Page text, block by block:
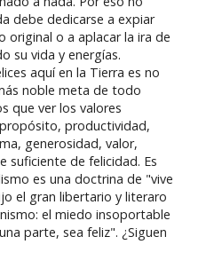
debe dedicarse a expiar
original o a aplacar la ira de
su vida y energías.
aquí en la Tierra es no
noble meta de todo
que ver los valores
productividad,
generosidad, valor,
suficiente de felicidad. Es
es una doctrina de "vive
el gran libertario y literaro
el miedo insoportable
parte, sea feliz". ¿Siguen